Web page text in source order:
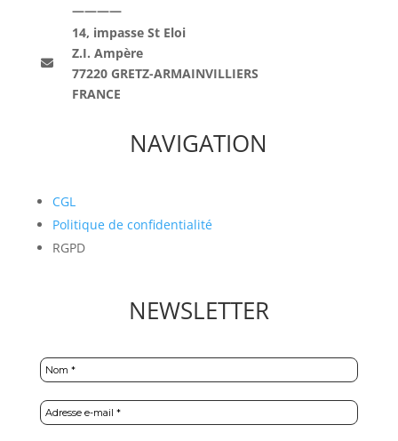
————
14, impasse St Eloi
Z.I. Ampère
77220 GRETZ-ARMAINVILLIERS
FRANCE
NAVIGATION
CGL
Politique de confidentialité
RGPD
NEWSLETTER